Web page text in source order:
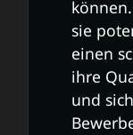
sie
einen
ihre
und